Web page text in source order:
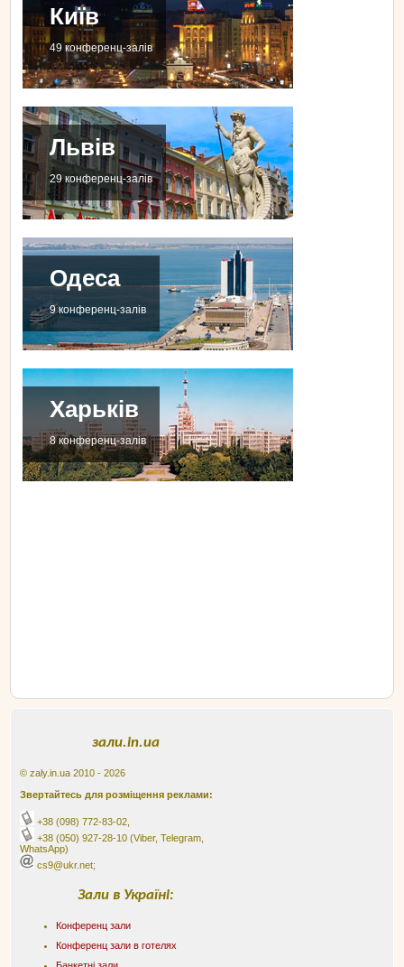
Київ
49 конференц-залів
Львів
29 конференц-залів
Одеса
9 конференц-залів
Харьків
8 конференц-залів
зали.in.ua
© zaly.in.ua 2010 - 2026
Звертайтесь для розміщення реклами:
+38 (098) 772-83-02
+38 (050) 927-28-10 (Viber, Telegram,
WhatsApp)
cs9@ukr.net;
Зали в Україні:
Конференц зали
Конференц зали в готелях